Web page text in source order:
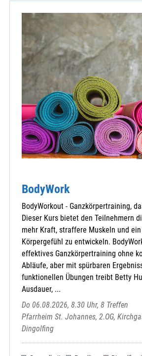
Neukirchen St. Christoph
Neustadt/WN, St. Georg
Oberwildenau, St. Michael
Parkstein, St. Pankratius
Pirk, Auferstehung Christi
Pleystein, St. Sigismund
Pressath, St. Georg
Püchersreuth, St. Peter und Paul
Roggenstein, St. Erhard
Schirmitz, Maria Königin
Schwarzenbach, St. Anton
Speinshart, Maria Immaculata
Vohenstrauß, Maria Immaculata
Waidhaus, St. Emmeram
Waldthurn, St. Sebastian
Weiden - Herz Jesu
Weiden - Maria Waldrast
Weiden - St. Elisabeth
Weiden - St. Johannes
Weiden - St. Josef
Weiden - St. Konrad
Weiden-Neunkirchen, St. Dionysius
Weiden-Ost - St. Maria
Weiden-Rothenstadt, St. Marien
©
BodyWork
BodyWorkout - Ganzkörpertraining,
Dieser Kurs bietet den Teilnehmern
mehr Kraft, straffere Muskeln und
Körpergefühl zu entwickeln.
effektives Ganzkörpertraining ohne
Abläufe, aber mit spürbaren
funktionellen Übungen treibt Betty
Ausdauer, ...
Do 06.08.2026, 8.30 Uhr, 8 Treffen
Pfarrheim St. Johannes, 2.OG,
Dingolfing